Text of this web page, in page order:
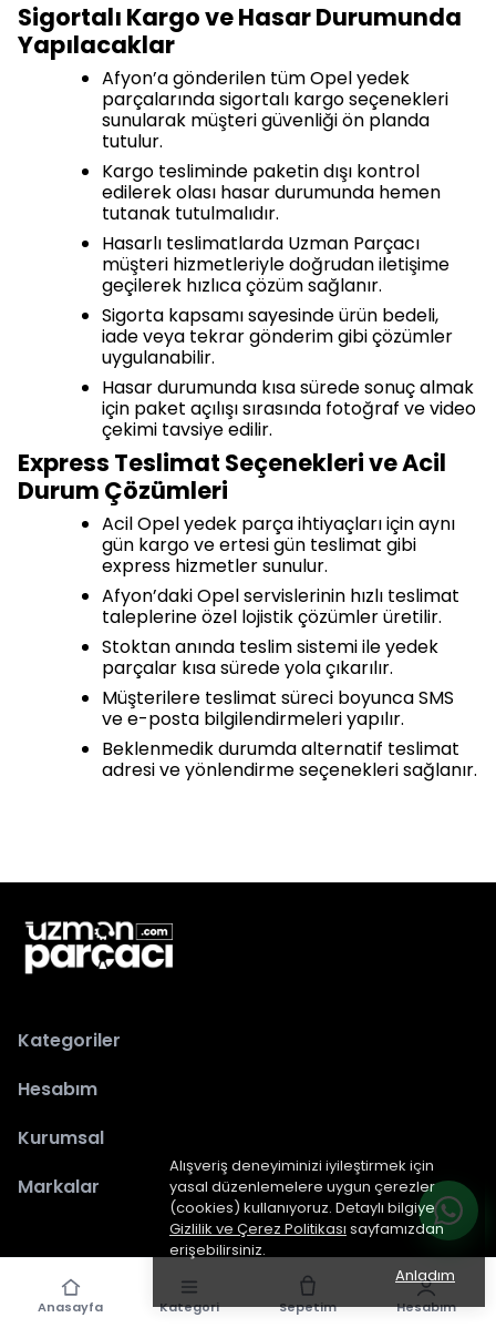
Alışveriş deneyiminizi iyileştirmek için
yasal düzenlemelere uygun çerezler
(cookies) kullanıyoruz. Detaylı bilgiye
Gizlilik ve Çerez Politikası sayfamızdan
erişebilirsiniz.
Anladım
Sigortalı Kargo ve Hasar Durumunda
Yapılacaklar
Afyon’a gönderilen tüm Opel yedek
parçalarında sigortalı kargo seçenekleri
sunularak müşteri güvenliği ön planda
tutulur.
Kargo tesliminde paketin dışı kontrol
edilerek olası hasar durumunda hemen
tutanak tutulmalıdır.
Hasarlı teslimatlarda Uzman Parçacı
müşteri hizmetleriyle doğrudan iletişime
geçilerek hızlıca çözüm sağlanır.
Sigorta kapsamı sayesinde ürün bedeli,
iade veya tekrar gönderim gibi çözümler
uygulanabilir.
Hasar durumunda kısa sürede sonuç almak
için paket açılışı sırasında fotoğraf ve video
çekimi tavsiye edilir.
Express Teslimat Seçenekleri ve Acil
Durum Çözümleri
Acil Opel yedek parça ihtiyaçları için aynı
gün kargo ve ertesi gün teslimat gibi
express hizmetler sunulur.
Afyon’daki Opel servislerinin hızlı teslimat
taleplerine özel lojistik çözümler üretilir.
Stoktan anında teslim sistemi ile yedek
parçalar kısa sürede yola çıkarılır.
Müşterilere teslimat süreci boyunca SMS
ve e-posta bilgilendirmeleri yapılır.
Beklenmedik durumda alternatif teslimat
adresi ve yönlendirme seçenekleri sağlanır.
Kategoriler
Hesabım
Kurumsal
Markalar
epiked.comtarafından dizayn edilmiştir.
Anasayfa Kategori Sepetim Hesabım